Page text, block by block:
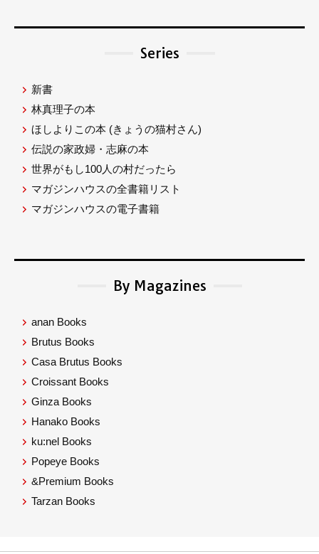
Series
新書
林真理子の本
ほしよりこの本 (きょうの猫村さん)
伝説の家政婦・志麻の本
世界がもし100人の村だったら
マガジンハウスの全書籍リスト
マガジンハウスの電子書籍
By Magazines
anan Books
Brutus Books
Casa Brutus Books
Croissant Books
Ginza Books
Hanako Books
ku:nel Books
Popeye Books
&Premium Books
Tarzan Books